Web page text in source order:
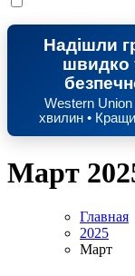
Надішли
швидко
Western Union
хвилин •
Март
Главная
2025
Март